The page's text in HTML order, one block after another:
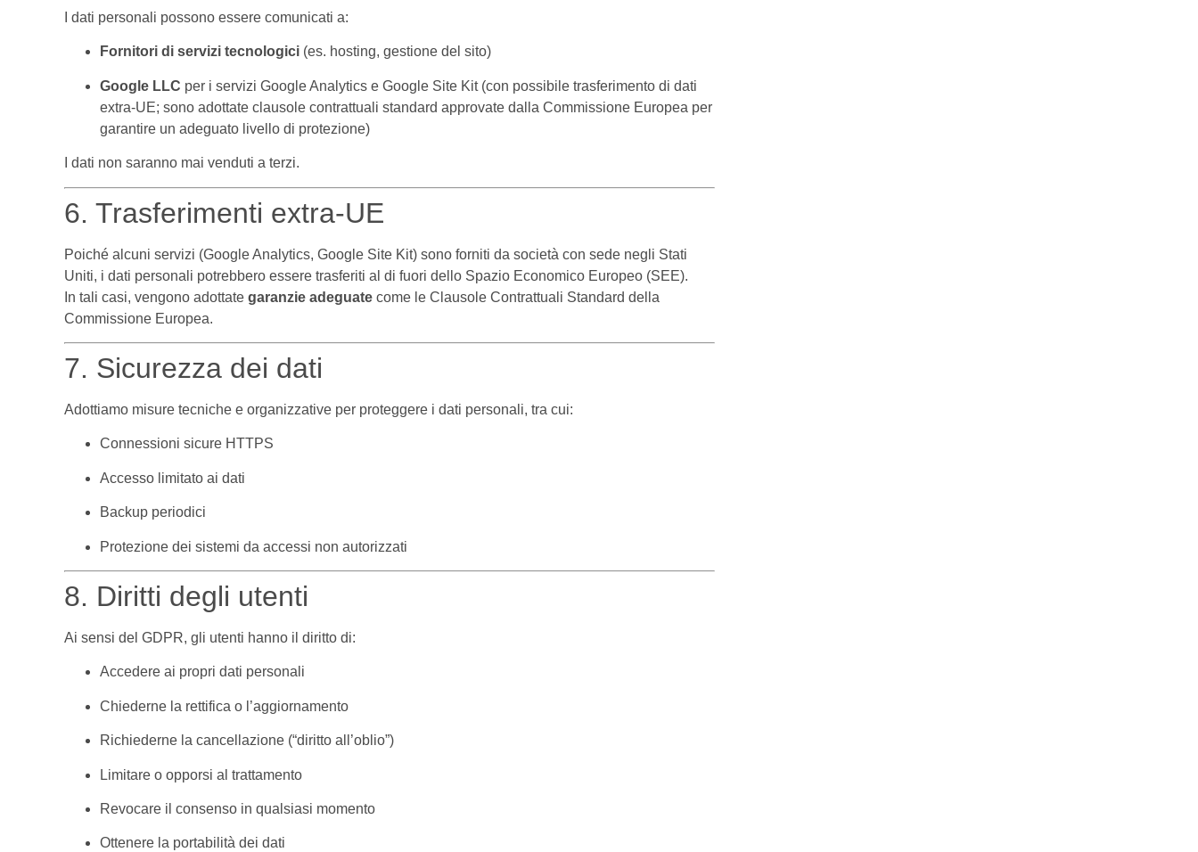
I dati personali possono essere comunicati a:
Fornitori di servizi tecnologici (es. hosting, gestione del sito)
Google LLC per i servizi Google Analytics e Google Site Kit (con possibile trasferimento di dati
extra-UE; sono adottate clausole contrattuali standard approvate dalla Commissione Europea per
garantire un adeguato livello di protezione)
I dati non saranno mai venduti a terzi.
6. Trasferimenti extra-UE
Poiché alcuni servizi (Google Analytics, Google Site Kit) sono forniti da società con sede negli Stati
Uniti, i dati personali potrebbero essere trasferiti al di fuori dello Spazio Economico Europeo (SEE).
In tali casi, vengono adottate garanzie adeguate come le Clausole Contrattuali Standard della
Commissione Europea.
7. Sicurezza dei dati
Adottiamo misure tecniche e organizzative per proteggere i dati personali, tra cui:
Connessioni sicure HTTPS
Accesso limitato ai dati
Backup periodici
Protezione dei sistemi da accessi non autorizzati
8. Diritti degli utenti
Ai sensi del GDPR, gli utenti hanno il diritto di:
Accedere ai propri dati personali
Chiederne la rettifica o l’aggiornamento
Richiederne la cancellazione (“diritto all’oblio”)
Limitare o opporsi al trattamento
Revocare il consenso in qualsiasi momento
Ottenere la portabilità dei dati